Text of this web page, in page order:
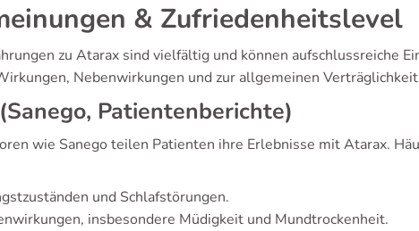
& Zufriedenheitslevel
zu Atarax sind vielfältig und können aufschlussreiche
Nebenwirkungen und zur allgemeinen
Patientenberichte)
wie Sanego teilen Patienten ihre Erlebnisse mit Atarax.
und Schlafstörungen.
insbesondere Müdigkeit und Mundtrockenheit.